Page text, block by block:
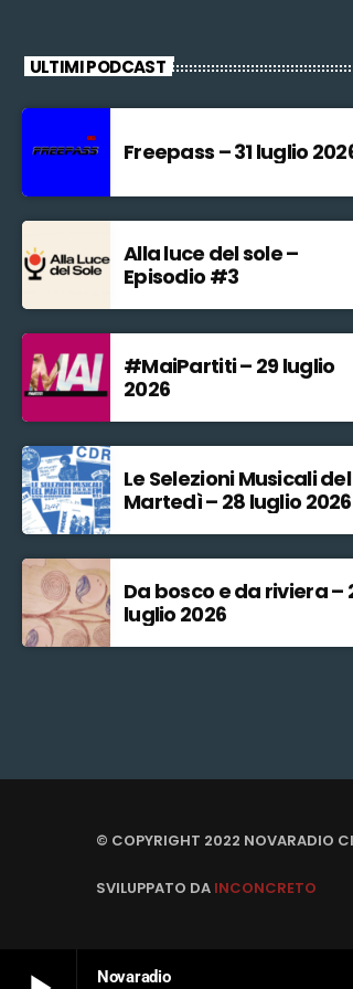
Novaradio
ULTIMI PODCAST
Freepass – 31 luglio
Alla luce del sole –
Episodio #3
#MaiPartiti – 29 luglio
2026
Le Selezioni Musicali del
Martedì – 28 luglio 2026
Da bosco e da riviera –
luglio 2026
© COPYRIGHT 2022 NOVARADIO
SVILUPPATO DA INCONCRETO